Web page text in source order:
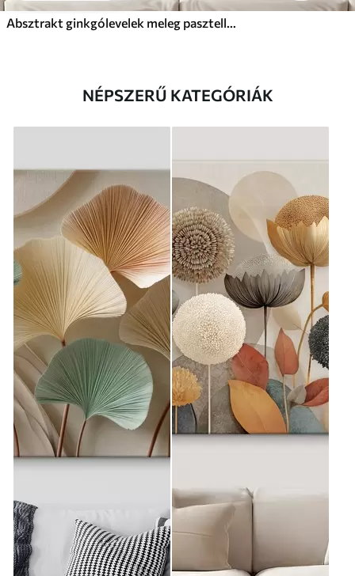
Absztrakt ginkgólevelek meleg pasztell színekben
NÉPSZERŰ KATEGÓRIÁK